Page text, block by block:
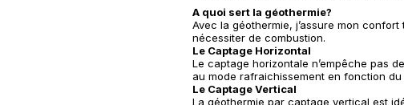
A quoi sert la géothermie?
Avec la géothermie, j’assure mon
nécessiter de combustion.
Le Captage Horizontal
Le captage horizontale n’empêche pas
au mode rafraichissement en fonction du
Le Captage Vertical
La géothermie par captage vertical est